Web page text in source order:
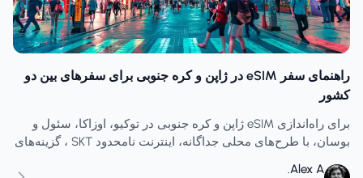
راهنمای سفر eSIM در ژاپن و کره جنوبی برای سفرهای بین دو
کشور
برای راه‌اندازی eSIM ژاپن و کره جنوبی در توکیو، اوزاکا، سئول و
بوسان، با طرح‌های محلی جداگانه، اینترنت نامحدود SKT ، گزینه‌های
Alex A.